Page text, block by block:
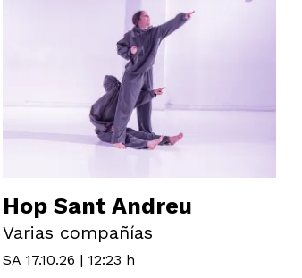
Hop Sant Andreu
Varias compañías
SA 17.10.26 | 12:23 h